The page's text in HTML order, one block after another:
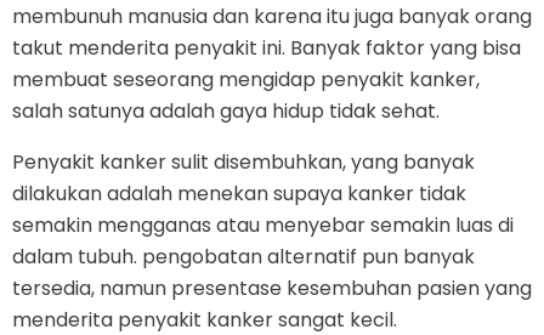
membunuh manusia dan karena itu juga banyak orang
takut menderita penyakit ini. Banyak faktor yang bisa
membuat seseorang mengidap penyakit kanker,
salah satunya adalah gaya hidup tidak sehat.
Penyakit kanker sulit disembuhkan, yang banyak
dilakukan adalah menekan supaya kanker tidak
semakin mengganas atau menyebar semakin luas di
dalam tubuh. pengobatan alternatif pun banyak
tersedia, namun presentase kesembuhan pasien yang
menderita penyakit kanker sangat kecil.